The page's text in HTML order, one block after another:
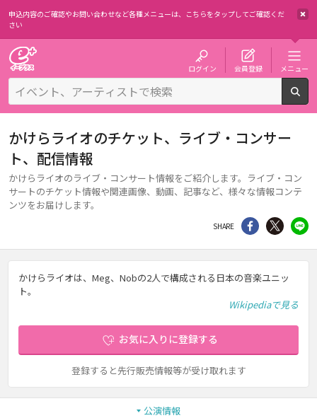
申込内容のご確認やお問い合わせなど各種メニューは、 こちらをタップしてご確認くだ
さい
ログイン 会員登録 メニュー
かけらライオのチケット、ライブ・コンサー
ト、配信情報
かけらライオのライブ・コンサート情報をご紹介します。ライブ・コン
サートのチケット情報や関連画像、動画、記事など、様々な情報コンテ
ンツをお届けします。
SHARE シェア Twitter
かけらライオは、Meg、Nobの2人で構成される日本の音楽ユニッ
ト。
Wikipediaで見る
お気に入りに登録する
登録すると先行販売情報等が受け取れます
公演情報